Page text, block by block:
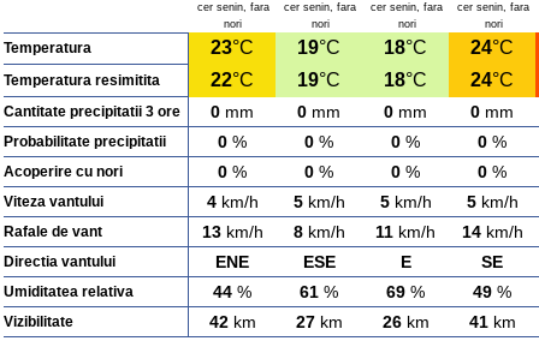
cer senin, fara
nori
cer senin, fara
nori
cer senin, fara
nori
cer senin, fara
nori
Temperatura 23°C 19°C 18°C 24°C
Temperatura resimitita 22°C 19°C 18°C 24°C
Cantitate precipitatii 3 ore 0 mm 0 mm 0 mm 0 mm
Probabilitate precipitatii 0 % 0 % 0 % 0 %
Acoperire cu nori 0 % 0 % 0 % 0 %
Viteza vantului 4km/h 5km/h 5km/h 5km/h
Rafale de vant 13km/h 8km/h 11 km/h 14km/h
Directia vantului ENE ESE E SE
Umiditatea relativa 44 % 61 % 69 % 49 %
Vizibilitate 42km 27km 26km 41km